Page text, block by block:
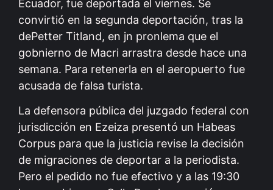
Ecuador, fue deportada el viernes. Se
convirtió en la segunda deportación, tras la
dePetter Titland, en jn pronlema que el
gobnierno de Macri arrastra desde hace una
semana. Para retenerla en el aeropuerto fue
acusada de falsa turista.
La defensora pública del juzgado federal con
jurisdicción en Ezeiza presentó un Habeas
Corpus para que la justicia revise la decisión
de migraciones de deportar a la periodista.
Pero el pedido no fue efectivo y a las 19:30